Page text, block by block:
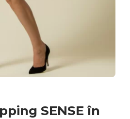
SENSE în